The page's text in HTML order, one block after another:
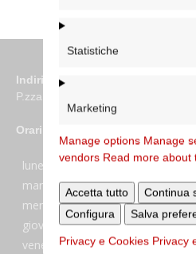
Statistiche
Marketing
Manage options Manage
vendors Read more about
Accetta tutto
Continua
Configura
Salva
Privacy e Cookies Privacy
Indirizzo
P.zza S. Giovanni in Laterano 6
Orari
lunedi:
7:45–13:45
martedi:
7:45–13:15 e
mercoledi:
7:45–13:15 e
giovedi:
7:45–13:45
venerdi:
7:45–13:45